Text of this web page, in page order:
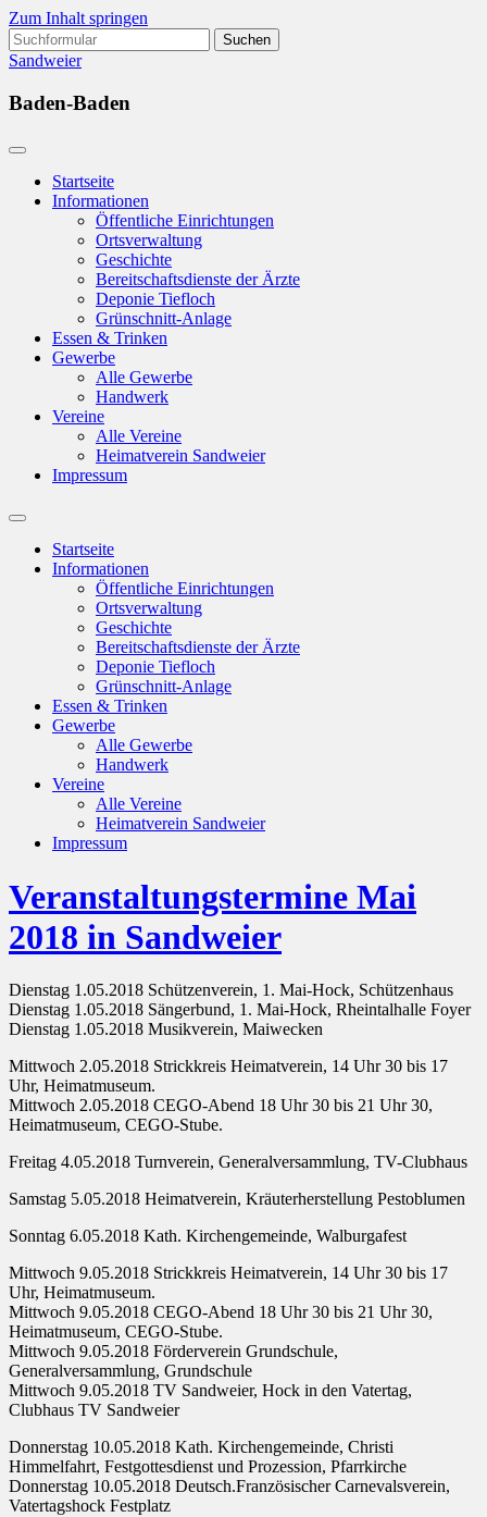
Zum Inhalt springen
Suchen
nach:
Sandweier
Baden-Baden
Startseite
Informationen
Öffentliche Einrichtungen
Ortsverwaltung
Geschichte
Bereitschaftsdienste der Ärzte
Deponie Tiefloch
Grünschnitt-Anlage
Essen & Trinken
Gewerbe
Alle Gewerbe
Handwerk
Vereine
Alle Vereine
Heimatverein Sandweier
Impressum
Suchfeld
ein-/ausblenden
Startseite
Informationen
Öffentliche Einrichtungen
Ortsverwaltung
Geschichte
Bereitschaftsdienste der Ärzte
Deponie Tiefloch
Grünschnitt-Anlage
Essen & Trinken
Gewerbe
Alle Gewerbe
Handwerk
Vereine
Alle Vereine
Heimatverein Sandweier
Impressum
Veranstaltungstermine Mai
2018 in Sandweier
Dienstag 1.05.2018 Schützenverein, 1. Mai-Hock, Schützenhaus
Dienstag 1.05.2018 Sängerbund, 1. Mai-Hock, Rheintalhalle Foyer
Dienstag 1.05.2018 Musikverein, Maiwecken
Mittwoch 2.05.2018 Strickkreis Heimatverein, 14 Uhr 30 bis 17
Uhr, Heimatmuseum.
Mittwoch 2.05.2018 CEGO-Abend 18 Uhr 30 bis 21 Uhr 30,
Heimatmuseum, CEGO-Stube.
Freitag 4.05.2018 Turnverein, Generalversammlung, TV-Clubhaus
Samstag 5.05.2018 Heimatverein, Kräuterherstellung Pestoblumen
Sonntag 6.05.2018 Kath. Kirchengemeinde, Walburgafest
Mittwoch 9.05.2018 Strickkreis Heimatverein, 14 Uhr 30 bis 17
Uhr, Heimatmuseum.
Mittwoch 9.05.2018 CEGO-Abend 18 Uhr 30 bis 21 Uhr 30,
Heimatmuseum, CEGO-Stube.
Mittwoch 9.05.2018 Förderverein Grundschule,
Generalversammlung, Grundschule
Mittwoch 9.05.2018 TV Sandweier, Hock in den Vatertag,
Clubhaus TV Sandweier
Donnerstag 10.05.2018 Kath. Kirchengemeinde, Christi
Himmelfahrt, Festgottesdienst und Prozession, Pfarrkirche
Donnerstag 10.05.2018 Deutsch.Französischer Carnevalsverein,
Vatertagshock Festplatz